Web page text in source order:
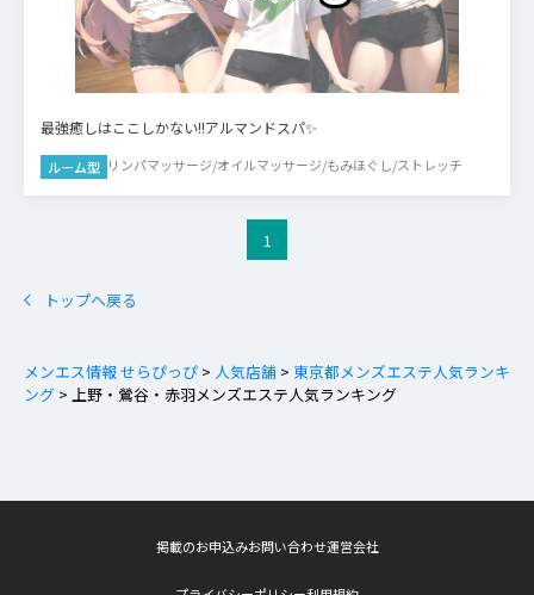
最強癒しはここしかない!!アルマンドスパ✨
ルーム型 リンパマッサージ/オイルマッサージ/もみほぐし/ストレッチ
1
トップへ戻る
メンエス情報 せらぴっぴ > 人気店舗 > 東京都メンズエステ人気ランキ
ング > 上野・鶯谷・赤羽メンズエステ人気ランキング
掲載のお申込みお問い合わせ運営会社